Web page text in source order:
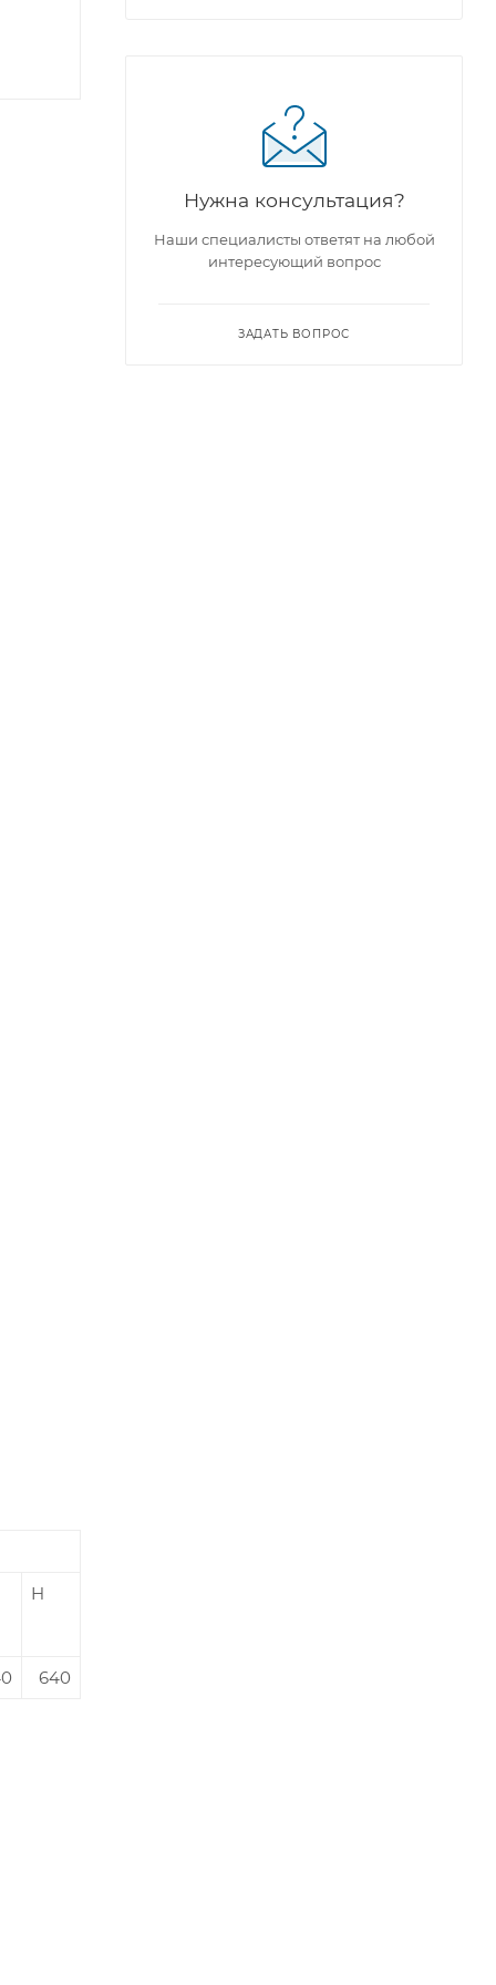
H
640
Нужна консультация?
Наши специалисты ответят на любой
интересующий вопрос
ЗАДАТЬ ВОПРОС